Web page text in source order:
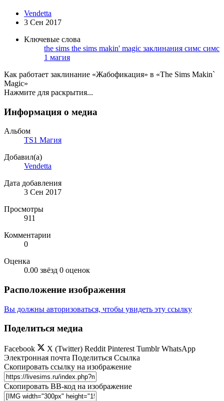
Vendetta
3 Сен 2017
Ключевые слова
the sims the sims makin' magic заклинания симс симс
1 магия
Как работает заклинание «Жабофикация» в «The Sims Makin`
Magic»
Нажмите для раскрытия...
Информация о медиа
Альбом
TS1 Магия
Добавил(а)
Vendetta
Дата добавления
3 Сен 2017
Просмотры
911
Комментарии
0
Оценка
0.00 звёзд 0 оценок
Расположение изображения
Вы должны авторизоваться, чтобы увидеть эту ссылку
Поделиться медиа
Facebook X (Twitter) Reddit Pinterest Tumblr WhatsApp
Электронная почта Поделиться Ссылка
Скопировать ссылку на изображение
Скопировать BB-код на изображение